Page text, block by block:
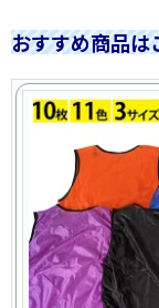
おすすめ商品は